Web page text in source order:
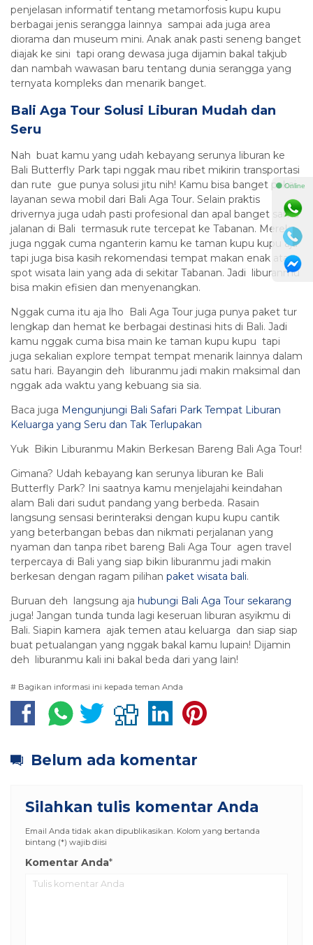
penjelasan informatif tentang metamorfosis kupu kupu
berbagai jenis serangga lainnya sampai ada juga area
diorama dan museum mini. Anak anak pasti seneng banget
diajak ke sini tapi orang dewasa juga dijamin bakal takjub
dan nambah wawasan baru tentang dunia serangga yang
ternyata kompleks dan menarik banget.
Bali Aga Tour Solusi Liburan Mudah dan
Seru
Nah buat kamu yang udah kebayang serunya liburan ke
Bali Butterfly Park tapi nggak mau ribet mikirin transportasi
dan rute gue punya solusi jitu nih! Kamu bisa banget pakai
layanan sewa mobil dari Bali Aga Tour. Selain praktis
drivernya juga udah pasti profesional dan apal banget sama
jalanan di Bali termasuk rute tercepat ke Tabanan. Mereka
juga nggak cuma nganterin kamu ke taman kupu kupu aja
tapi juga bisa kasih rekomendasi tempat makan enak atau
spot wisata lain yang ada di sekitar Tabanan. Jadi liburanmu
bisa makin efisien dan menyenangkan.
Nggak cuma itu aja lho Bali Aga Tour juga punya paket tur
lengkap dan hemat ke berbagai destinasi hits di Bali. Jadi
kamu nggak cuma bisa main ke taman kupu kupu tapi
juga sekalian explore tempat tempat menarik lainnya dalam
satu hari. Bayangin deh liburanmu jadi makin maksimal dan
nggak ada waktu yang kebuang sia sia.
Baca juga Mengunjungi Bali Safari Park Tempat Liburan
Keluarga yang Seru dan Tak Terlupakan
Yuk Bikin Liburanmu Makin Berkesan Bareng Bali Aga Tour!
Gimana? Udah kebayang kan serunya liburan ke Bali
Butterfly Park? Ini saatnya kamu menjelajahi keindahan
alam Bali dari sudut pandang yang berbeda. Rasain
langsung sensasi berinteraksi dengan kupu kupu cantik
yang beterbangan bebas dan nikmati perjalanan yang
nyaman dan tanpa ribet bareng Bali Aga Tour agen travel
terpercaya di Bali yang siap bikin liburanmu jadi makin
berkesan dengan ragam pilihan paket wisata bali.
Buruan deh langsung aja hubungi Bali Aga Tour sekarang
juga! Jangan tunda tunda lagi keseruan liburan asyikmu di
Bali. Siapin kamera ajak temen atau keluarga dan siap siap
buat petualangan yang nggak bakal kamu lupain! Dijamin
deh liburanmu kali ini bakal beda dari yang lain!
# Bagikan informasi ini kepada teman Anda
Belum ada komentar
Silahkan tulis komentar Anda
Email Anda tidak akan dipublikasikan. Kolom yang bertanda
bintang (*) wajib diisi
Komentar Anda*
⚫ Online